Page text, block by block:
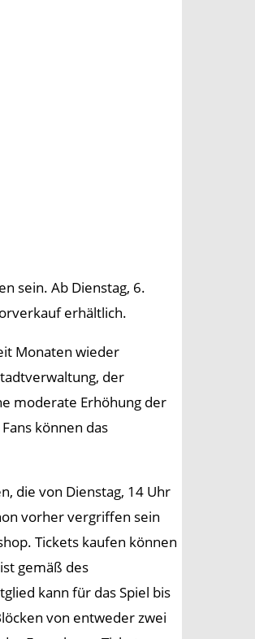
sein. Ab Dienstag, 6.
erhältlich.
Monaten wieder
der
moderate Erhöhung der
können das
die von Dienstag, 14 Uhr
vorher vergriffen sein
Tickets kaufen können
gemäß des
kann für das Spiel bis
von entweder zwei